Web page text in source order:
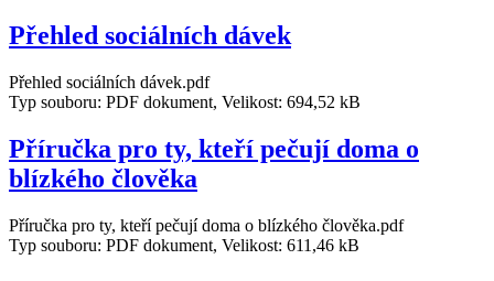
Přehled sociálních dávek
Přehled sociálních dávek.pdf
Typ souboru: PDF dokument, Velikost: 694,52 kB
Příručka pro ty, kteří pečují doma o
blízkého člověka
Příručka pro ty, kteří pečují doma o blízkého člověka.pdf
Typ souboru: PDF dokument, Velikost: 611,46 kB